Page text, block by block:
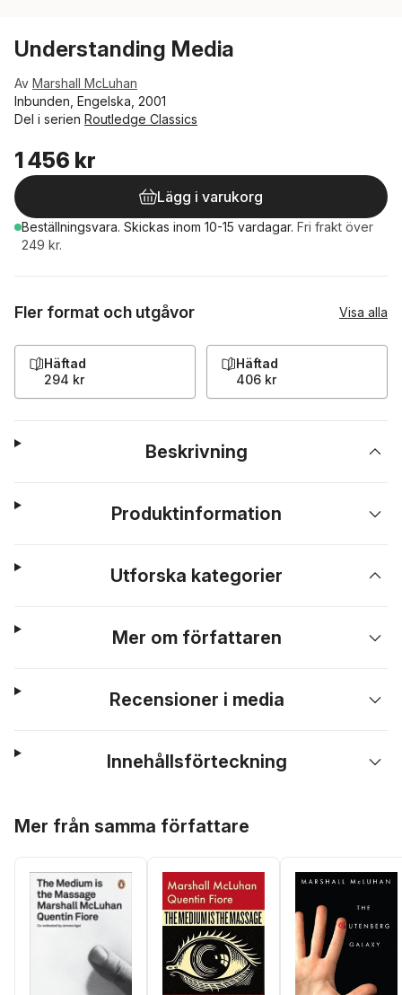
Understanding Media
Av Marshall McLuhan
Inbunden, Engelska, 2001
Del i serien Routledge Classics
1 456 kr
Lägg i varukorg
Beställningsvara. Skickas inom 10-15 vardagar. Fri frakt över
249 kr.
Fler format och utgåvor Visa alla
Häftad
294 kr
Häftad
406 kr
Beskrivning
Produktinformation
Utforska kategorier
Mer om författaren
Recensioner i media
Innehållsförteckning
Mer från samma författare